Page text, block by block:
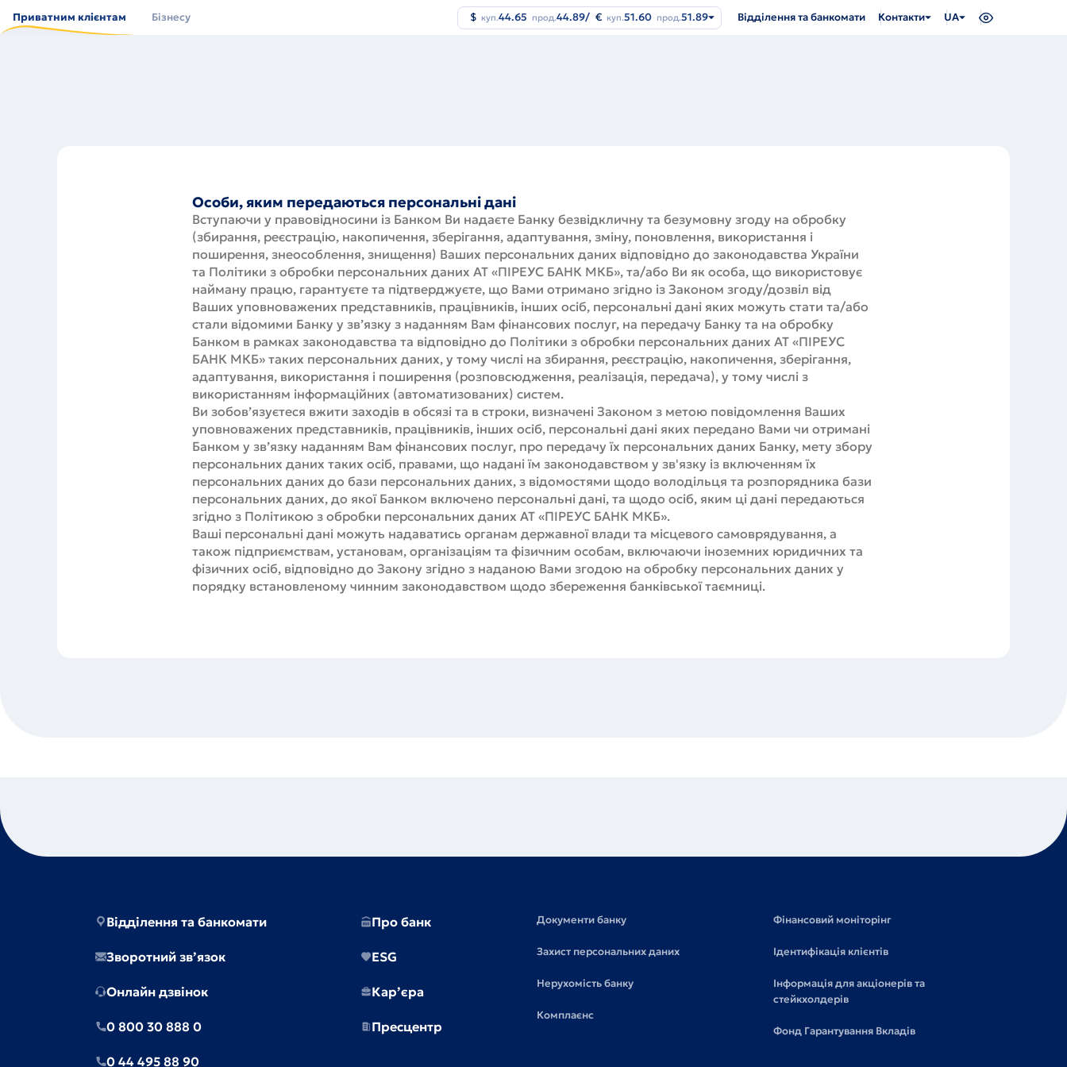
основного
Приватним клієнтам Бізнесу $ куп.44.65 прод.44.89/ € куп.51.60 прод.51.89 Відділення та банкомати Контакти UA
Особи, яким передаються персональні дані
Вступаючи у правовідносини із Банком Ви надаєте Банку безвідкличну та безумовну згоду на обробку
(збирання, реєстрацію, накопичення, зберігання, адаптування, зміну, поновлення, використання і
поширення, знеособлення, знищення) Ваших персональних даних відповідно до законодавства України
та Політики з обробки персональних даних АТ «ПІРЕУС БАНК МКБ», та/або Ви як особа, що використовує
найману працю, гарантуєте та підтверджуєте, що Вами отримано згідно із Законом згоду/дозвіл від
Ваших уповноважених представників, працівників, інших осіб, персональні дані яких можуть стати та/або
стали відомими Банку у зв’язку з наданням Вам фінансових послуг, на передачу Банку та на обробку
Банком в рамках законодавства та відповідно до Політики з обробки персональних даних АТ «ПІРЕУС
БАНК МКБ» таких персональних даних, у тому числі на збирання, реєстрацію, накопичення, зберігання,
адаптування, використання і поширення (розповсюдження, реалізація, передача), у тому числі з
використанням інформаційних (автоматизованих) систем.
Ви зобов’язуєтеся вжити заходів в обсязі та в строки, визначені Законом з метою повідомлення Ваших
уповноважених представників, працівників, інших осіб, персональні дані яких передано Вами чи отримані
Банком у зв’язку наданням Вам фінансових послуг, про передачу їх персональних даних Банку, мету збору
персональних даних таких осіб, правами, що надані їм законодавством у зв'язку із включенням їх
персональних даних до бази персональних даних, з відомостями щодо володільця та розпорядника бази
персональних даних, до якої Банком включено персональні дані, та щодо осіб, яким ці дані передаються
згідно з Політикою з обробки персональних даних АТ «ПІРЕУС БАНК МКБ».
Ваші персональні дані можуть надаватись органам державної влади та місцевого самоврядування, а
також підприємствам, установам, організаціям та фізичним особам, включаючи іноземних юридичних та
фізичних осіб, відповідно до Закону згідно з наданою Вами згодою на обробку персональних даних у
порядку встановленому чинним законодавством щодо збереження банківської таємниці.
Відділення та банкомати
Зворотний зв’язок
Онлайн дзвінок
0 800 30 888 0
0 44 495 88 90
Про банк
ESG
Кар’єра
Пресцентр
Документи банку
Захист персональних даних
Нерухомість банку
Комплаєнс
Фінансовий моніторінг
Ідентифікація клієнтів
Інформація для акціонерів та
стейкхолдерів
Фонд Гарантування Вкладів